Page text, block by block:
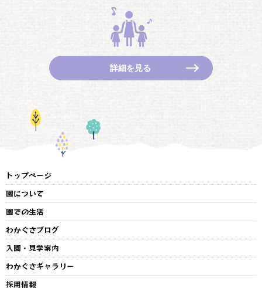
詳細を見る
トップページ
園について
園での生活
わかぐさブログ
入園・見学案内
わかぐさギャラリー
採用情報